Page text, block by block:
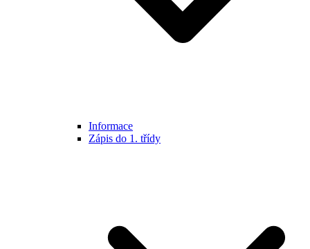
Informace
Zápis do 1. třídy